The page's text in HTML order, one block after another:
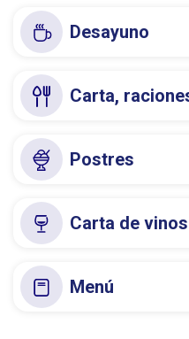
Desayuno
Carta,
Postres
Carta de vinos
Menú